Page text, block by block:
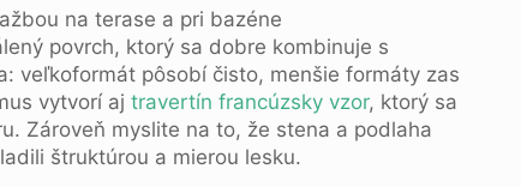
povrch, ktorý sa dobre kombinuje s
veľkoformát pôsobí čisto, menšie formáty zas
vytvorí aj travertín francúzsky vzor, ktorý sa
Zároveň myslite na to, že stena a podlaha
štruktúrou a mierou lesku.